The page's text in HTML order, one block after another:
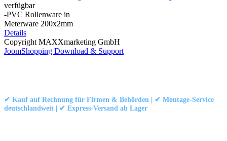
verfügbar
-PVC Rollenware in
Meterware 200x2mm
Details
Copyright MAXXmarketing GmbH
JoomShopping Download & Support
✔ Kauf auf Rechnung für Firmen & Behörden | ✔ Montage-Service
deutschlandweit | ✔ Express-Versand ab Lager